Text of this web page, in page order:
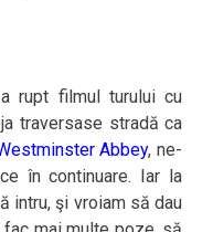
rupt filmul turului cu
traversase stradă ca
Abbey, ne-
în continuare. Iar la
intru, şi vroiam să dau